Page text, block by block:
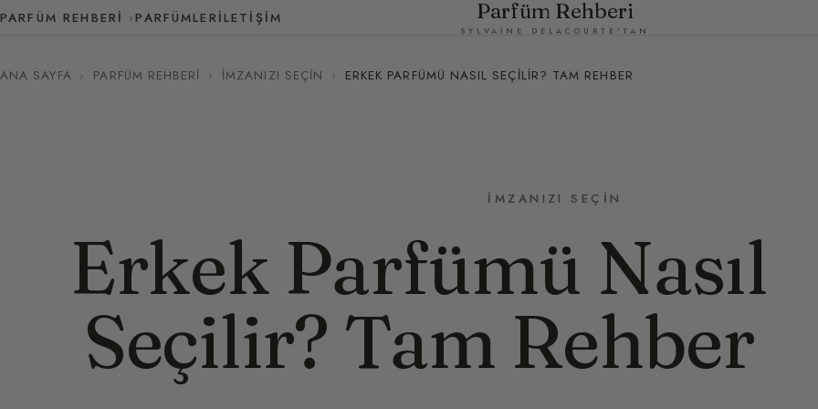
PARFÜM REHBERI PARFÜMLERİLETIŞIM Parfüm Rehberi
SYLVAINE DELACOURTE'TAN
ANA SAYFA › PARFÜM REHBERI › İMZANIZI SEÇIN › ERKEK PARFÜMÜ NASIL SEÇILIR? TAM REHBER
İMZANIZI SEÇIN
Erkek Parfümü Nasıl
Seçilir? Tam Rehber